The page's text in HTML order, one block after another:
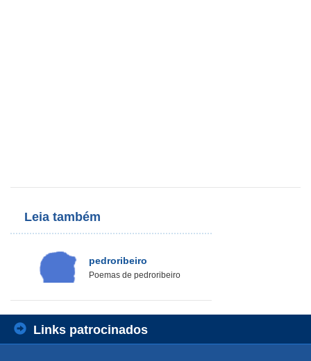
Leia também
pedroribeiro
Poemas de pedroribeiro
Links patrocinados